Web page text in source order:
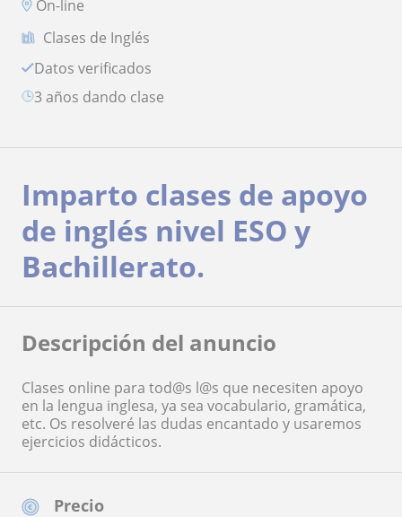
On-line
Clases de Inglés
Datos verificados
3 años dando clase
Precio
Imparto clases de apoyo
de inglés nivel ESO y
Bachillerato.
Descripción del anuncio
Clases online para tod@s l@s que necesiten apoyo
en la lengua inglesa, ya sea vocabulario, gramática,
etc. Os resolveré las dudas encantado y usaremos
ejercicios didácticos.